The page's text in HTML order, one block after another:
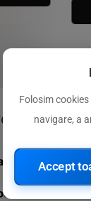
ecologică
dietele
Folosim
navigare, a
Accept